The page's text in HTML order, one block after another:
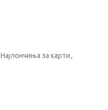
Најлончиња за карти,